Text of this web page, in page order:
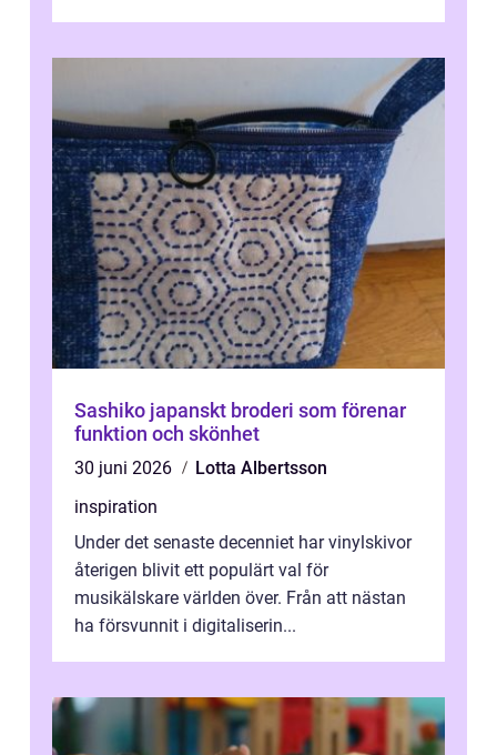
Sashiko japanskt broderi som förenar
funktion och skönhet
30 juni 2026
Lotta Albertsson
inspiration
Under det senaste decenniet har vinylskivor
återigen blivit ett populärt val för
musikälskare världen över. Från att nästan
ha försvunnit i digitaliserin...